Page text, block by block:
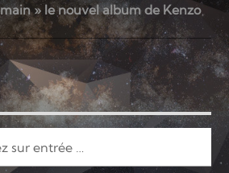
» le nouvel album de Kenzo